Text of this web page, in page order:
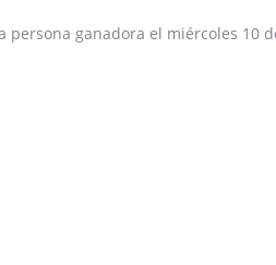
ganadora el miércoles 10